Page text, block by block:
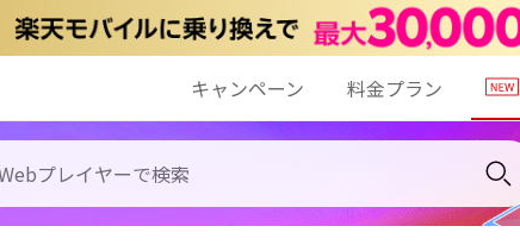
キャンペーン 料金プラン